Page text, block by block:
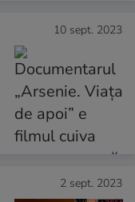
10 sept. 2023
2 sept. 2023